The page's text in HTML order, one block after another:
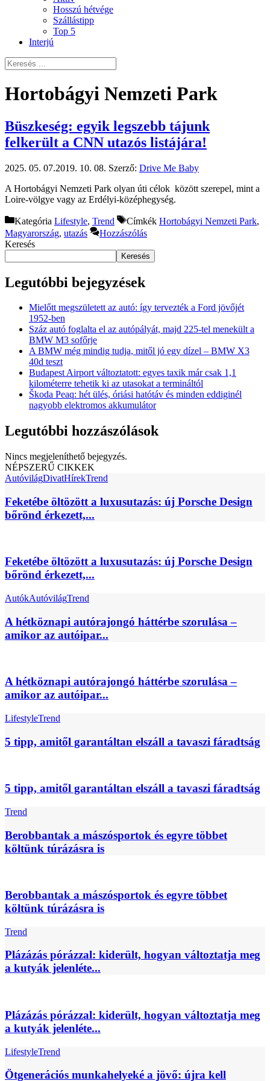
Hosszú hétvége
Szállástipp
Top 5
Interjú
Hortobágyi Nemzeti Park
Büszkeség: egyik legszebb tájunk
felkerült a CNN utazós listájára!
2025. 05. 07.2019. 10. 08. Szerző: Drive Me Baby
A Hortobágyi Nemzeti Park olyan úti célok között szerepel, mint a
Loire-völgye vagy az Erdélyi-középhegység.
Kategória Lifestyle, Trend Címkék Hortobágyi Nemzeti Park,
Magyarország, utazás
Hozzászólás
Keresés
Keresés
Legutóbbi bejegyzések
Mielőtt megszületett az autó: így tervezték a Ford jövőjét
1952-ben
Száz autó foglalta el az autópályát, majd 225-tel menekült a
BMW M3 sofőrje
A BMW még mindig tudja, mitől jó egy dízel – BMW X3
40d teszt
Budapest Airport változtatott: egyes taxik már csak 1,1
kilométerre tehetik ki az utasokat a termináltól
Škoda Peaq: hét ülés, óriási hatótáv és minden eddiginél
nagyobb elektromos akkumulátor
Legutóbbi hozzászólások
Nincs megjeleníthető bejegyzés.
NÉPSZERŰ CIKKEK
AutóvilágDivatHírekTrend
Feketébe öltözött a luxusutazás: új Porsche Design
bőrönd érkezett,...
Feketébe öltözött a luxusutazás: új Porsche Design
bőrönd érkezett,...
AutókAutóvilágTrend
A hétköznapi autórajongó háttérbe szorulása –
amikor az autóipar...
A hétköznapi autórajongó háttérbe szorulása –
amikor az autóipar...
LifestyleTrend
5 tipp, amitől garantáltan elszáll a tavaszi fáradtság
5 tipp, amitől garantáltan elszáll a tavaszi fáradtság
Trend
Berobbantak a mászósportok és egyre többet
költünk túrázásra is
Berobbantak a mászósportok és egyre többet
költünk túrázásra is
Trend
Plázázás pórázzal: kiderült, hogyan változtatja meg
a kutyák jelenléte...
Plázázás pórázzal: kiderült, hogyan változtatja meg
a kutyák jelenléte...
LifestyleTrend
Ötgenerációs munkahelyeké a jövő: újra kell